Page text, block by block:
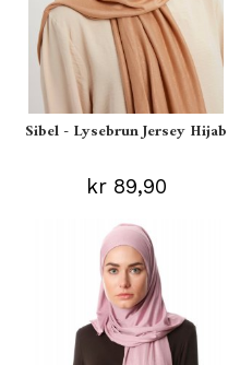
Sibel - Lysebrun Jersey Hijab
kr 89,90